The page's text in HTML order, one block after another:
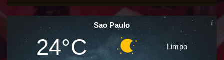
Sao Paulo
24°C Limpo